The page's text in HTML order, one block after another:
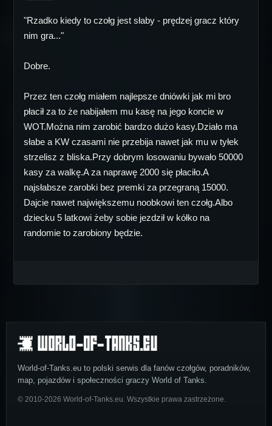
"Rzadko kiedy to czołg jest słaby - prędzej gracz który
nim gra..."
Dobre.
Przez ten czołg miałem najlepsze dniówki jak mi bro
płacił za to że nabijałem mu kasę na jego koncie w
WOT.Można nim zarobić bardzo dużo kasy.Działo ma
słabe a KW czasami nie przebija nawet jak mu w tyłek
strzelisz z bliska.Przy dobrym losowaniu bywało 50000
kasy za walkę.A za naprawę 2000 się płaciło.A
najsłabsze zarobki bez premki za przegraną 15000.
Dajcie nawet największemu noobkowi ten czołg.Albo
dziecku 5 latkowi żeby sobie jezdził w kółko na
randomie to zarobiony będzie.
World-of-Tanks.eu to polski serwis dla fanów czołgów, poradników,
map, pojazdów i społeczności graczy World of Tanks.
© 2010-2026 World-of-Tanks.eu. Wszystkie prawa zastrzeżone.